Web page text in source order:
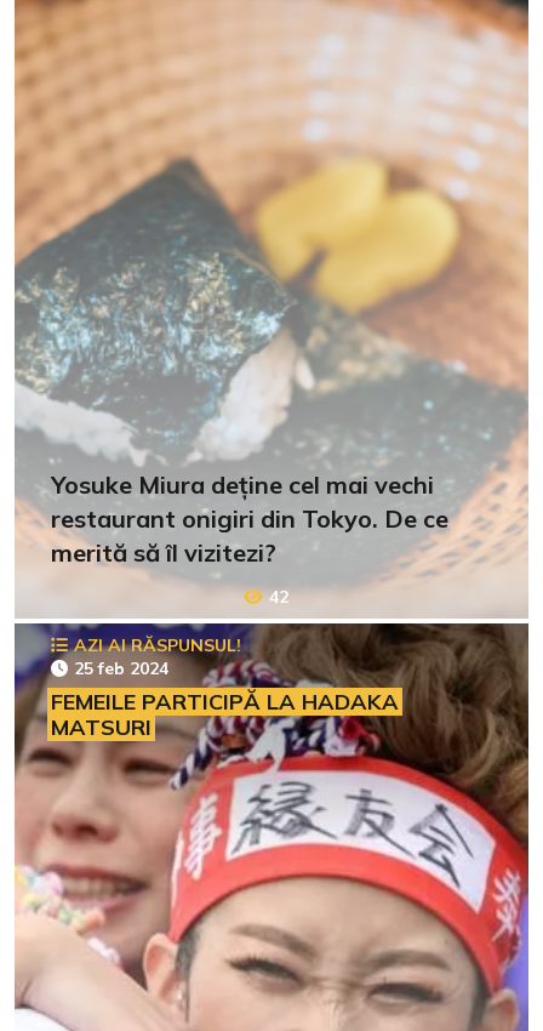
Yosuke Miura deține cel mai vechi
restaurant onigiri din Tokyo. De ce
merită să îl vizitezi?
42
AZI AI RĂSPUNSUL!
25 feb 2024
FEMEILE PARTICIPĂ LA HADAKA
MATSURI